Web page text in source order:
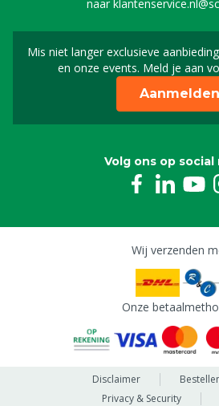
naar
Mis niet langer exclusieve
en onze events. Meld je aan
Aanmelden
Volg ons op social
Wij verzenden
Onze
Disclaimer
Privacy & Security